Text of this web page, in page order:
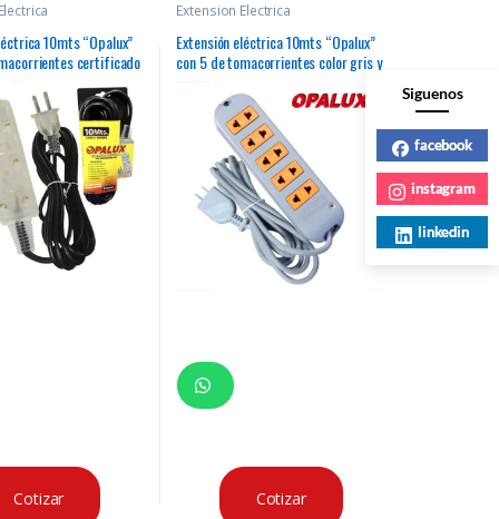
10mts “Opalux”
certificado
Cotizar
Extension Electrica
Extensión eléctrica 10mts “Opalux”
con 5 de tomacorrientes color gris y
naranja
Cotizar
Siguenos
facebook
instagram
linkedin